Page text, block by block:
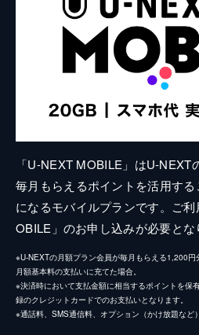
「U-NEXT MOBILE」はU-
毎月もらえるポイントを活用す
になるモバイルプランです。ご
OBILE」のお申し込みが必要とな
※U-NEXTの月額プラン会員が毎月もらえる1,200
月額基本料の支払いに充てた場合。
※決済時において支払金額に相当するポイントを保
録のクレジットカードでのお支払いとなります。
※通話料、SMS通信料、オプション（かけ放題など